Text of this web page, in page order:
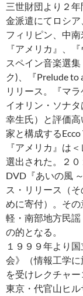
三世財団より２
金派遣にてロシア
フィリピン、中南
『アメリカ』、
スペイン音楽選
ク)、『Prelude to
リリース。『マ
イオリン・ソナ
幸生氏）と評価
家と構成する
『アメリカ』は
選出された。２
DVD『あいの風
ス・リリース（
めに寄付）。そ
軽・南部地方民
の的となる。
１９９９年より
会》（情報工学
を受けレクチャ
東京・代官山ヒ